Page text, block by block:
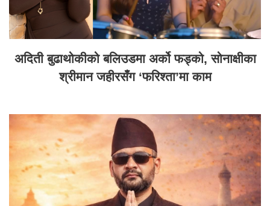
अदिती बुढाथोकीको बलिउडमा अर्को फड्को, सोनाक्षीका
श्रीमान जहीरसँग ‘फरिश्ता’मा काम